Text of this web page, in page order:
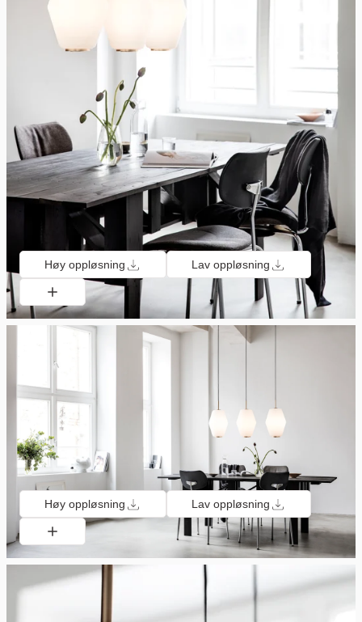
Høy oppløsning Lav oppløsning
Høy oppløsning Lav oppløsning